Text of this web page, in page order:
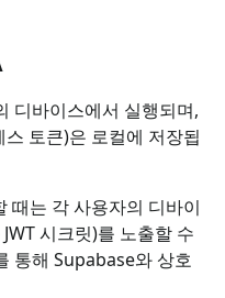
디바이스에서 실행되며,
토큰)은 로컬에 저장됩
때는 각 사용자의 디바이
시크릿)를 노출할 수
통해 Supabase와 상호